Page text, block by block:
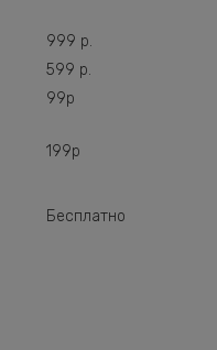
999 р.
599 р.
99р
199р
Бесплатно